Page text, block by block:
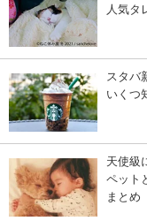
人気タ
スタバ
いくつ
天使級
ペット
まとめ